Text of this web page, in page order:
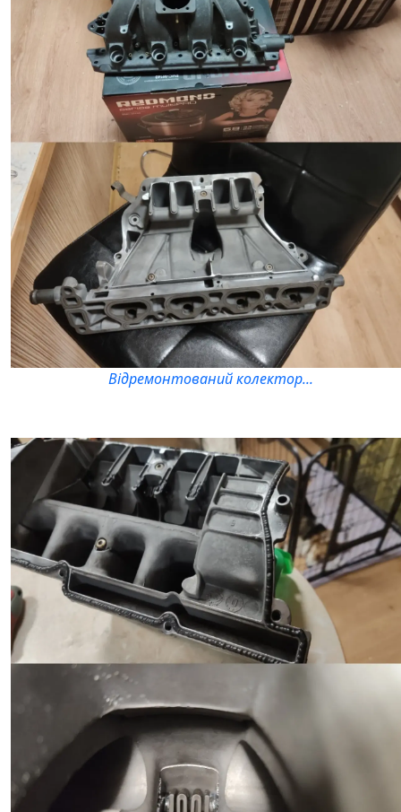
Відремонтований колектор...